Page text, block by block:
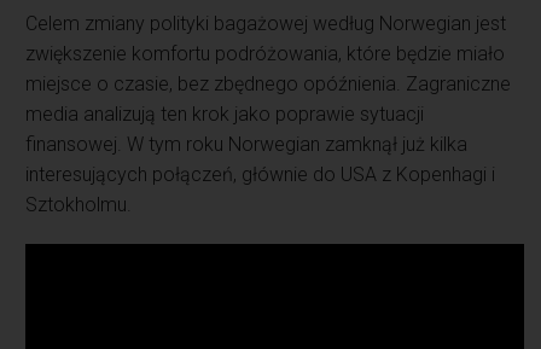
Celem zmiany polityki bagażowej według Norwegian jest
zwiększenie komfortu podróżowania, które będzie miało
miejsce o czasie, bez zbędnego opóźnienia. Zagraniczne
media analizują ten krok jako poprawie sytuacji
finansowej. W tym roku Norwegian zamknął już kilka
interesujących połączeń, głównie do USA z Kopenhagi i
Sztokholmu.